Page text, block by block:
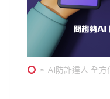
➣ AI防詐達人 全方